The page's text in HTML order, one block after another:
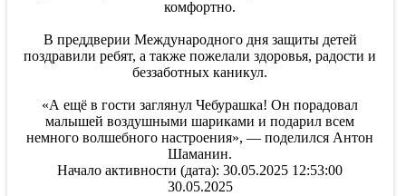
комфортно.
В преддверии Международного дня защиты детей
поздравили ребят, а также пожелали здоровья, радости и
беззаботных каникул.
«А ещё в гости заглянул Чебурашка! Он порадовал
малышей воздушными шариками и подарил всем
немного волшебного настроения», — поделился Антон
Шаманин.
Начало активности (дата): 30.05.2025 12:53:00
30.05.2025